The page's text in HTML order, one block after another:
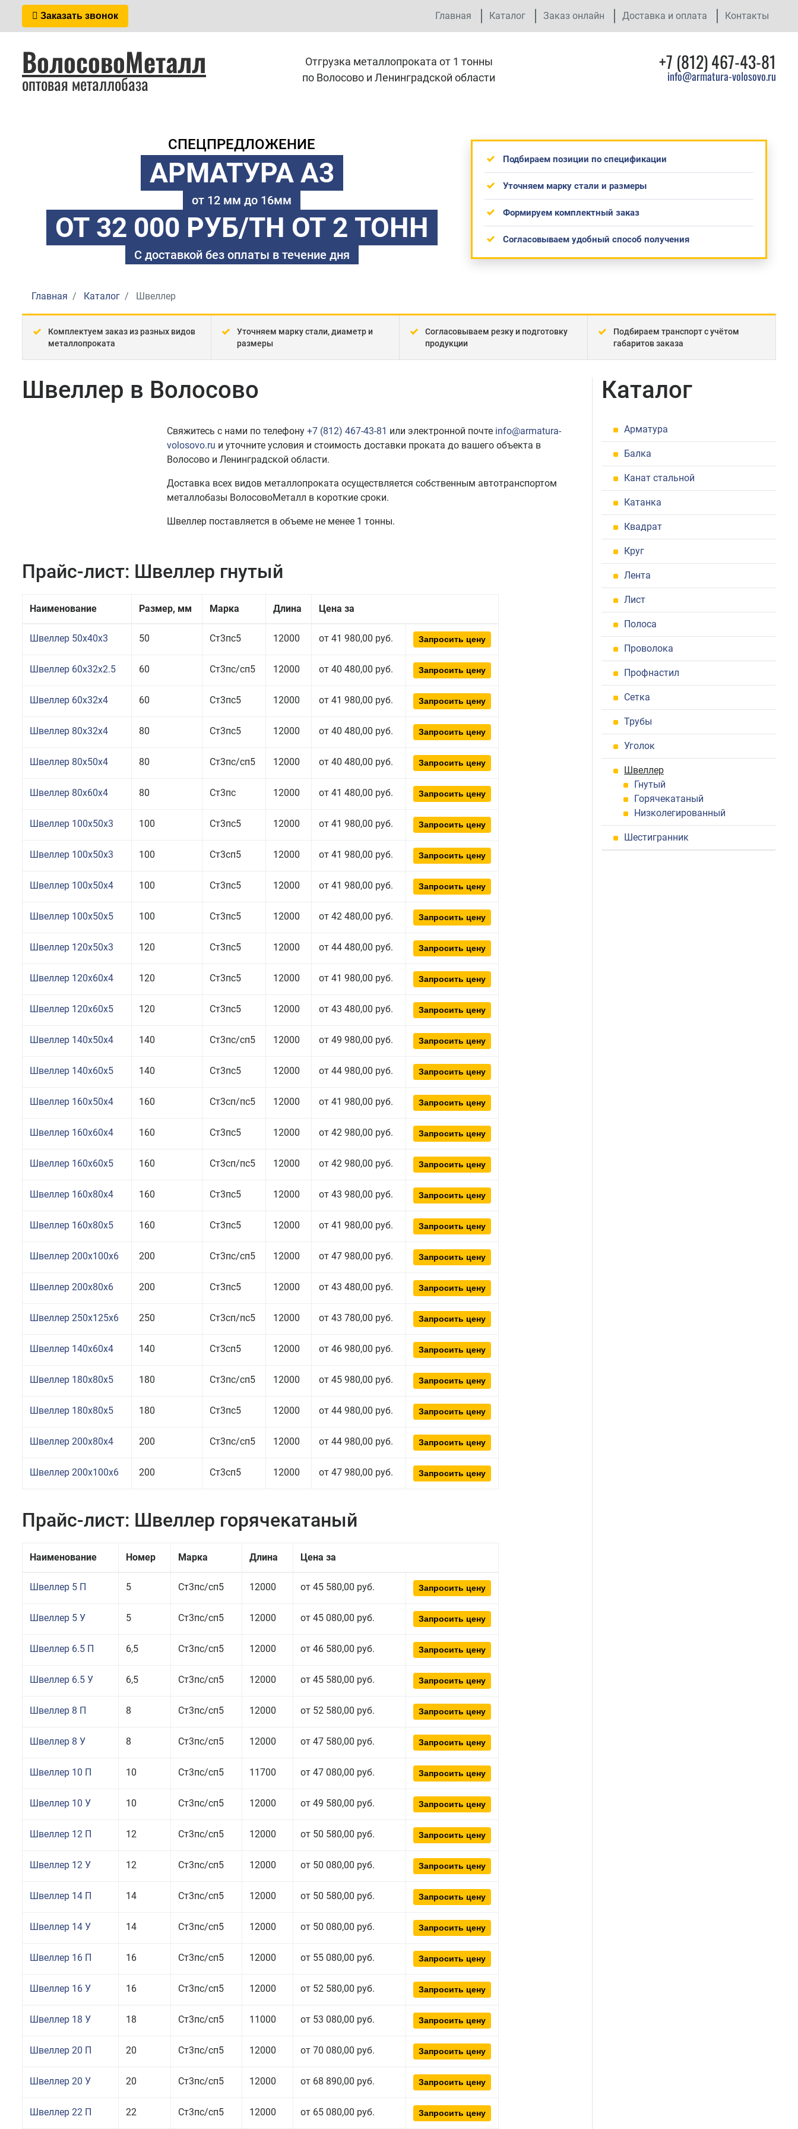
Заказать звонок Главная Каталог Заказ онлайн Доставка и оплата Контакты
ВолосовоМеталл
оптовая металлобаза
Отгрузка металлопроката от 1 тонны
по Волосово и Ленинградской области
+7 (812) 467-43-81
info@armatura-volosovo.ru
СПЕЦПРЕДЛОЖЕНИЕ
АРМАТУРА А3
от 12 мм до 16мм
ОТ 32 000 РУБ/ТН ОТ 2 ТОНН
С доставкой без оплаты в течение дня
Подбираем позиции по спецификации
Уточняем марку стали и размеры
Формируем комплектный заказ
Согласовываем удобный способ получения
Главная Каталог Швеллер
Комплектуем заказ из разных видов
металлопроката
Уточняем марку стали, диаметр и
размеры
Согласовываем резку и подготовку
продукции
Подбираем транспорт с учётом
габаритов заказа
Швеллер в Волосово
Свяжитесь с нами по телефону +7 (812) 467-43-81 или электронной почте info@armatura-
volosovo.ru и уточните условия и стоимость доставки проката до вашего объекта в
Волосово и Ленинградской области.
Доставка всех видов металлопроката осуществляется собственным автотранспортом
металлобазы ВолосовоМеталл в короткие сроки.
Швеллер поставляется в объеме не менее 1 тонны.
Прайс-лист: Швеллер гнутый
Наименование Размер, мм Марка Длина Цена за
Швеллер 50x40x3 50 Ст3пс5 12000 от 41 980,00 руб. Запросить цену
Швеллер 60x32x2.5 60 Ст3пс/сп5 12000 от 40 480,00 руб. Запросить цену
Швеллер 60x32x4 60 Ст3пс5 12000 от 41 980,00 руб. Запросить цену
Швеллер 80x32x4 80 Ст3пс5 12000 от 40 480,00 руб. Запросить цену
Швеллер 80x50x4 80 Ст3пс/сп5 12000 от 40 480,00 руб. Запросить цену
Швеллер 80x60x4 80 Ст3пс 12000 от 41 480,00 руб. Запросить цену
Швеллер 100x50x3 100 Ст3пс5 12000 от 41 980,00 руб. Запросить цену
Швеллер 100x50x3 100 Ст3сп5 12000 от 41 980,00 руб. Запросить цену
Швеллер 100x50x4 100 Ст3пс5 12000 от 41 980,00 руб. Запросить цену
Швеллер 100x50x5 100 Ст3пс5 12000 от 42 480,00 руб. Запросить цену
Швеллер 120x50x3 120 Ст3пс5 12000 от 44 480,00 руб. Запросить цену
Швеллер 120x60x4 120 Ст3пс5 12000 от 41 980,00 руб. Запросить цену
Швеллер 120x60x5 120 Ст3пс5 12000 от 43 480,00 руб. Запросить цену
Швеллер 140x50x4 140 Ст3пс/сп5 12000 от 49 980,00 руб. Запросить цену
Швеллер 140x60x5 140 Ст3пс5 12000 от 44 980,00 руб. Запросить цену
Швеллер 160x50x4 160 Ст3сп/пс5 12000 от 41 980,00 руб. Запросить цену
Швеллер 160x60x4 160 Ст3пс5 12000 от 42 980,00 руб. Запросить цену
Швеллер 160x60x5 160 Ст3сп/пс5 12000 от 42 980,00 руб. Запросить цену
Швеллер 160x80x4 160 Ст3пс5 12000 от 43 980,00 руб. Запросить цену
Швеллер 160x80x5 160 Ст3пс5 12000 от 41 980,00 руб. Запросить цену
Швеллер 200x100x6 200 Ст3пс/сп5 12000 от 47 980,00 руб. Запросить цену
Швеллер 200x80x6 200 Ст3пс5 12000 от 43 480,00 руб. Запросить цену
Швеллер 250x125x6 250 Ст3сп/пс5 12000 от 43 780,00 руб. Запросить цену
Швеллер 140x60x4 140 Ст3сп5 12000 от 46 980,00 руб. Запросить цену
Швеллер 180x80x5 180 Ст3пс/сп5 12000 от 45 980,00 руб. Запросить цену
Швеллер 180x80x5 180 Ст3пс5 12000 от 44 980,00 руб. Запросить цену
Швеллер 200x80x4 200 Ст3пс/сп5 12000 от 44 980,00 руб. Запросить цену
Швеллер 200x100x6 200 Ст3сп5 12000 от 47 980,00 руб. Запросить цену
Прайс-лист: Швеллер горячекатаный
Наименование Номер Марка Длина Цена за
Швеллер 5 П 5 Ст3пс/сп5 12000 от 45 580,00 руб. Запросить цену
Швеллер 5 У 5 Ст3пс/сп5 12000 от 45 080,00 руб. Запросить цену
Швеллер 6.5 П 6,5 Ст3пс/сп5 12000 от 46 580,00 руб. Запросить цену
Швеллер 6.5 У 6,5 Ст3пс/сп5 12000 от 45 580,00 руб. Запросить цену
Швеллер 8 П 8 Ст3пс/сп5 12000 от 52 580,00 руб. Запросить цену
Швеллер 8 У 8 Ст3пс/сп5 12000 от 47 580,00 руб. Запросить цену
Швеллер 10 П 10 Ст3пс/сп5 11700 от 47 080,00 руб. Запросить цену
Швеллер 10 У 10 Ст3пс/сп5 12000 от 49 580,00 руб. Запросить цену
Швеллер 12 П 12 Ст3пс/сп5 12000 от 50 580,00 руб. Запросить цену
Швеллер 12 У 12 Ст3пс/сп5 12000 от 50 080,00 руб. Запросить цену
Швеллер 14 П 14 Ст3пс/сп5 12000 от 50 580,00 руб. Запросить цену
Швеллер 14 У 14 Ст3пс/сп5 12000 от 50 080,00 руб. Запросить цену
Швеллер 16 П 16 Ст3пс/сп5 12000 от 55 080,00 руб. Запросить цену
Швеллер 16 У 16 Ст3пс/сп5 12000 от 52 580,00 руб. Запросить цену
Швеллер 18 У 18 Ст3пс/сп5 11000 от 53 080,00 руб. Запросить цену
Швеллер 20 П 20 Ст3пс/сп5 12000 от 70 080,00 руб. Запросить цену
Швеллер 20 У 20 Ст3пс/сп5 12000 от 68 890,00 руб. Запросить цену
Швеллер 22 П 22 Ст3пс/сп5 12000 от 65 080,00 руб. Запросить цену
Каталог
Арматура
Балка
Канат стальной
Катанка
Квадрат
Круг
Лента
Лист
Полоса
Проволока
Профнастил
Сетка
Трубы
Уголок
Швеллер
Гнутый
Горячекатаный
Низколегированный
Шестигранник